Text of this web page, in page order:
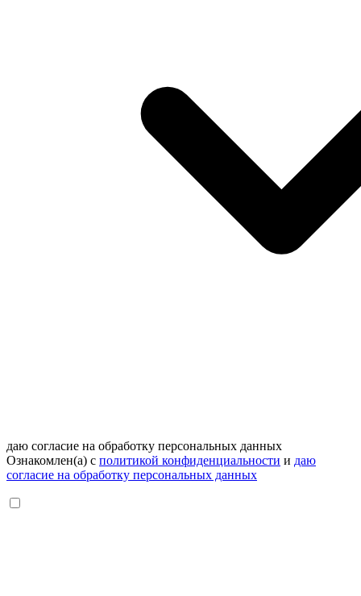
даю согласие на обработку персональных данных
Ознакомлен(а) с политикой конфиденциальности и даю
согласие на обработку персональных данных